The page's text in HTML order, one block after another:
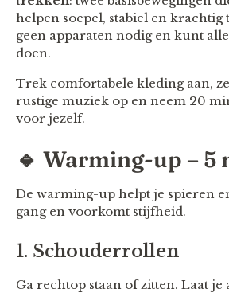
helpen soepel, stabiel en krachtig
geen apparaten nodig en kunt
doen.
Trek comfortabele kleding aan,
rustige muziek op en neem 20
voor jezelf.
🔹 Warming-up – 5
De warming-up helpt je spieren
gang en voorkomt stijfheid.
1. Schouderrollen
Ga rechtop staan of zitten. Laat je